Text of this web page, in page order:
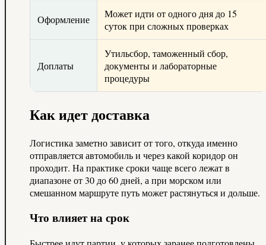
Оформление
Может идти от одного дня до 15
суток при сложных проверках
Доплаты
Утильсбор, таможенный сбор,
документы и лабораторные
процедуры
Как идет доставка
Логистика заметно зависит от того, откуда именно
отправляется автомобиль и через какой коридор он
проходит. На практике сроки чаще всего лежат в
диапазоне от 30 до 60 дней, а при морском или
смешанном маршруте путь может растянуться и дольше.
Что влияет на срок